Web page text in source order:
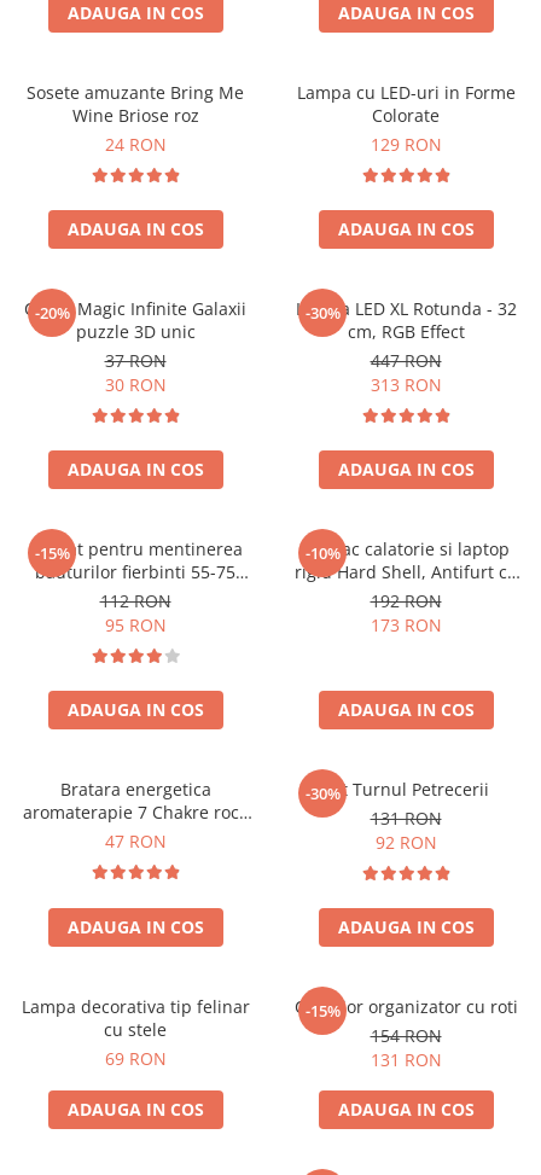
ADAUGA IN COS ADAUGA IN COS
Sosete amuzante Bring Me
Wine Briose roz
24 RON
ADAUGA IN COS
Lampa cu LED-uri in Forme
Colorate
129 RON
ADAUGA IN COS
-20%
Cubul Magic Infinite Galaxii
puzzle 3D unic
37 RON
30 RON
ADAUGA IN COS
-30%
Lampa LED XL Rotunda - 32
cm, RGB Effect
447 RON
313 RON
ADAUGA IN COS
-15%
Aparat pentru mentinerea
bauturilor fierbinti 55-75
grade
112 RON
95 RON
ADAUGA IN COS
-10%
Rucsac calatorie si laptop
rigid Hard Shell, Antifurt cu
port USB, Waterproof,
44x30x17 cm,
192 RON
173 RON
ADAUGA IN COS
Bratara energetica
aromaterapie 7 Chakre roca
vulcanica
47 RON
ADAUGA IN COS
-30%Set Turnul Petrecerii
131 RON
92 RON
ADAUGA IN COS
Lampa decorativa tip felinar
cu stele
69 RON
ADAUGA IN COS
-15%
Carucior organizator cu roti
154 RON
131 RON
ADAUGA IN COS